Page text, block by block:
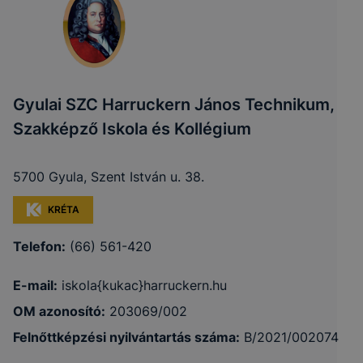
Gyulai SZC Harruckern János Technikum,
Szakképző Iskola és Kollégium
5700 Gyula, Szent István u. 38.
KRÉTA
Telefon: (66) 561-420
E-mail: iskola{kukac}harruckern.hu
OM azonosító: 203069/002
Felnőttképzési nyilvántartás száma: B/2021/002074
Munkamenet
rendelkezés
elősegítő cookie-k
Az Ön
hozzájárulása
használatával